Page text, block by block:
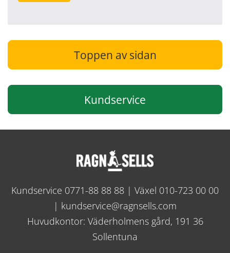
Toppen av sidan
Kundservice
Kundservice 0771-88 88 88 | Växel 010-723 00 00
| kundservice@ragnsells.com
Huvudkontor: Väderholmens gård, 191 36
Sollentuna